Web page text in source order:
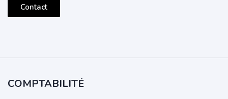
Contact
COMPTABILITÉ